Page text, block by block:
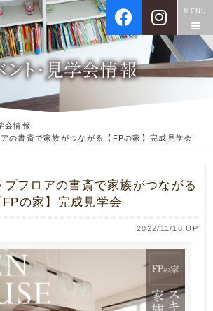
MENU
会情報
アの書斎で家族がつながる【FPの家】完成見学会
プフロアの書斎で家族がつながる
FPの家】完成見学会
2022/11/18 UP